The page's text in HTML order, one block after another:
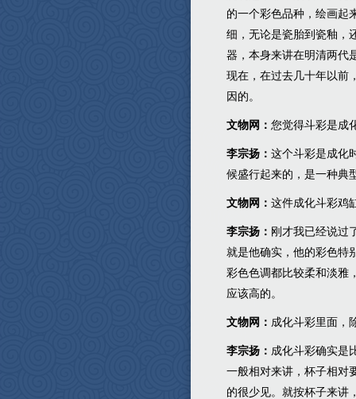
的一个彩色品种，绘画起
细，无论是瓷胎到瓷釉，
器，本身来讲在明清两代
现在，在过去几十年以前
因的。
文物网： 您觉得斗彩是成
李宗扬： 这个斗彩是成化
候盛行起来的，是一种典
文物网： 这件成化斗彩鸡
李宗扬： 刚才我已经说过
就是他确实，他的彩色特
彩色色调都比较柔和淡雅
应该高的。
文物网： 成化斗彩里面，
李宗扬： 成化斗彩确实是
一般相对来讲，杯子相对
的很少见。就按杯子来讲